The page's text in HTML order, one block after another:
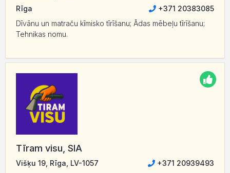
Rīga
+371 20383085
Dīvānu un matraču kīmisko tīrīšanu; Ādas mēbeļu tīrīšanu;
Tehnikas nomu.
Tīram visu, SIA
Višķu 19, Rīga, LV-1057
+371 20939493